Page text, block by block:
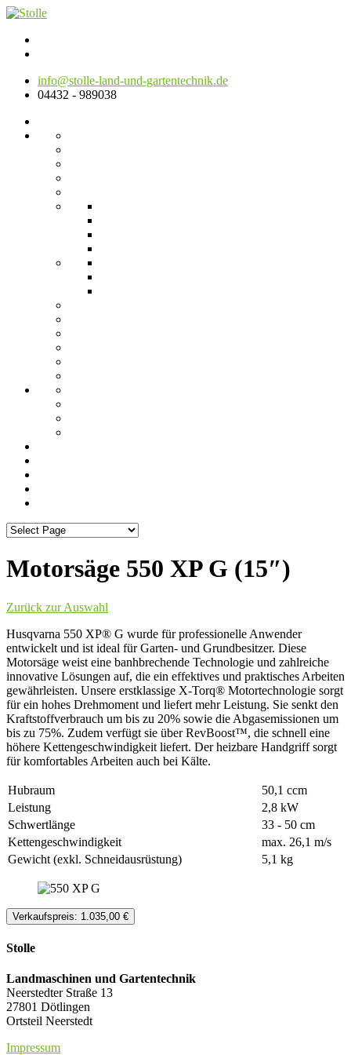
info@stolle-land-und-gartentechnik.de
04432 - 989038
Motorsäge 550 XP G (15″)
Zurück zur Auswahl
Husqvarna 550 XP® G wurde für professionelle Anwender
entwickelt und ist ideal für Garten- und Grundbesitzer. Diese
Motorsäge weist eine banhbrechende Technologie und zahlreiche
innovative Lösungen auf, die ein effektives und praktisches Arbeiten
gewährleisten. Unsere erstklassige X-Torq® Motortechnologie sorgt
für ein hohes Drehmoment und liefert mehr Leistung. Sie senkt den
Kraftstoffverbrauch um bis zu 20% sowie die Abgasemissionen um
bis zu 75%. Zudem verfügt sie über RevBoost™, die schnell eine
höhere Kettengeschwindigkeit liefert. Der heizbare Handgriff sorgt
für komfortables Arbeiten auch bei Kälte.
Hubraum
50,1 ccm
Leistung
2,8 kW
Schwertlänge
33 - 50 cm
Kettengeschwindigkeit
max. 26,1 m/s
Gewicht (exkl. Schneidausrüstung)
5,1 kg
Verkaufspreis: 1.035,00 €
Stolle
Landmaschinen und Gartentechnik
Neerstedter Straße 13
27801 Dötlingen
Ortsteil Neerstedt
Impressum